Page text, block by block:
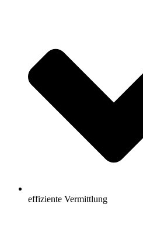
effiziente Vermittlung